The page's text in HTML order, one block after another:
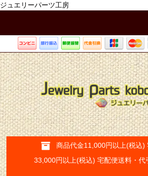
ジュエリーパーツ工房
商品代金11,000円以上(税込)
33,000円以上(税込) 宅配便送料・代